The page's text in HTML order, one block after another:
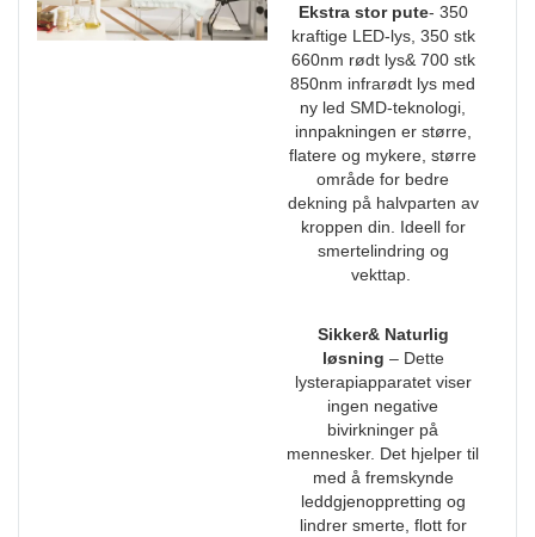
Ekstra stor pute- 350
kraftige LED-lys, 350 stk
660nm rødt lys& 700 stk
850nm infrarødt lys med
ny led SMD-teknologi,
innpakningen er større,
flatere og mykere, større
område for bedre
dekning på halvparten av
kroppen din. Ideell for
smertelindring og
vekttap.
Sikker& Naturlig
løsning – Dette
lysterapiapparatet viser
ingen negative
bivirkninger på
mennesker. Det hjelper til
med å fremskynde
leddgjenoppretting og
lindrer smerte, flott for